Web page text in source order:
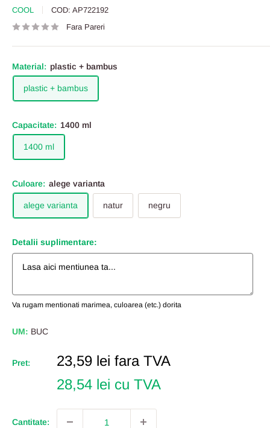
COOL COD: AP722192
Fara Pareri
Material: plastic + bambus
plastic + bambus
Capacitate: 1400 ml
1400 ml
Culoare: alege varianta
alege varianta natur negru
Detalii suplimentare:
Va rugam mentionati marimea, culoarea (etc.) dorita
UM: BUC
Pret:
Pret
23,59 lei fara TVA
28,54 lei cu TVA
Cantitate: